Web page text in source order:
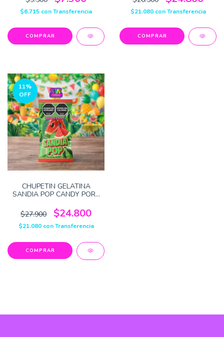
$6.715 conTransferencia $21.080 con Transferencia
11%
OFF
CHUPETIN GELATINA
SANDIA POP CANDY PORT
$27.900
$24.800
$21.080 con Transferencia